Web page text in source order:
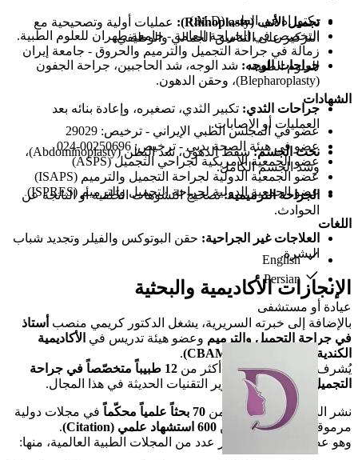
تجميل الأنف (Rhinoplasty):
عمليات أولية وتصحيحية مع
التركيز على التناسق الجمالي والوظيفي.
جراحات الوجه: شد الوجه، شد الحاجبين، جراحة الجفون
(Blepharoplasty)، وحقن الدهون.
جراحات الثدي: تكبير الثدي، تصغيره، وإعادة بنائه بعد
العمليات أو الإصابات.
نحت الجسم:
شفط الدهون، شد البطن (Abdominoplasty)،
وشد الجسم الكامل.
الجراحة الترميمية:تصحيح التشوهات الخَلقية أو الناتجة عن
الحوادث.
العلاجات غير الجراحية: حقن البوتوكس والفيلر وتجديد شباب
البشرة.
الإنجازات الأكاديمية والبحثية
بالإضافة إلى خبرته السريرية، يشغل الدكتور كريمي منصب أستاذ
في جراحة التجميل والترميم وعضو هيئة تدريس في الأكاديمية
الكندية للطب التجميلي (CBAM)
.
يُشرف سنوياً على تدريب أكثر من
12 طبيباً متخصّصاً في جراحة
التجميل
، ويساهم في تطوير التقنيات الحديثة في هذا المجال.
نشر الدكتور كريمي أكثر من 70 بحثاً علمياً محكّماً
في مجلات دولية
مرموقة، حظيت بأكثر من 600 استشهاد علمي (Citation)
.
وهو عضو في هيئات تحرير عدد من المجلات الطبية العالمية، منها:
دكتوراه في الطب (M.D.)
التخصص في الجراحة العامة - جامعة طهران للعلوم الطبية.
زمالة في جراحة التجميل والترميم والحروق - جامعة إيران
للعلوم الطبية.
الشهادات
عضو في المجلس الطبي الإيراني - ترخيص: 29029
عضو في هيئة الصحة بدبي - ترخيص: 00250696-024
عضو الجمعية الأمريكية لجراحي التجميل (ASPS)
عضو الجمعية الدولية لجراحة التجميل والترميم (ISAPS)
عضو الجمعية الدولية لجراحة التجميل والترميم (ISPRES)
اللغات
English
عيادة أو مستشفى